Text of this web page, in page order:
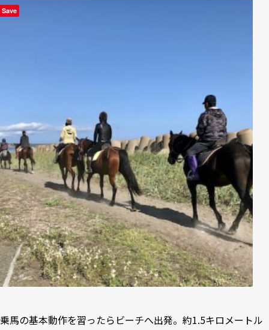
乗馬の基本動作を習ったらビーチへ出発。約1.5キロメートル
Save